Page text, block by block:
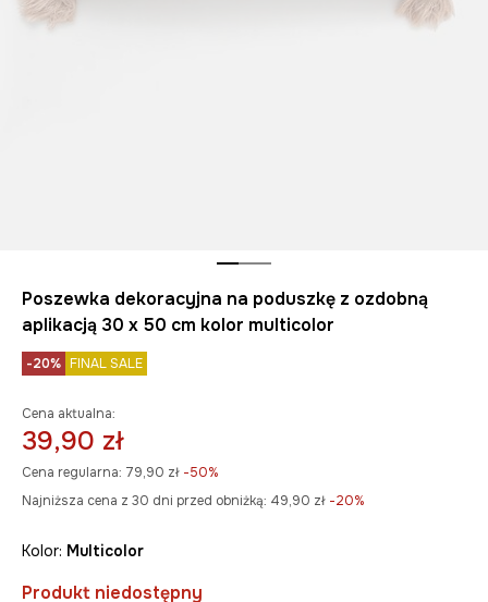
Poszewka dekoracyjna na poduszkę z ozdobną
aplikacją 30 x 50 cm kolor multicolor
-20% FINAL SALE
Cena aktualna:
39,90 zł
Cena regularna: 79,90 zł -50%
Najniższa cena z 30 dni przed obniżką: 49,90 zł -20%
Kolor: multicolor
Produkt niedostępny